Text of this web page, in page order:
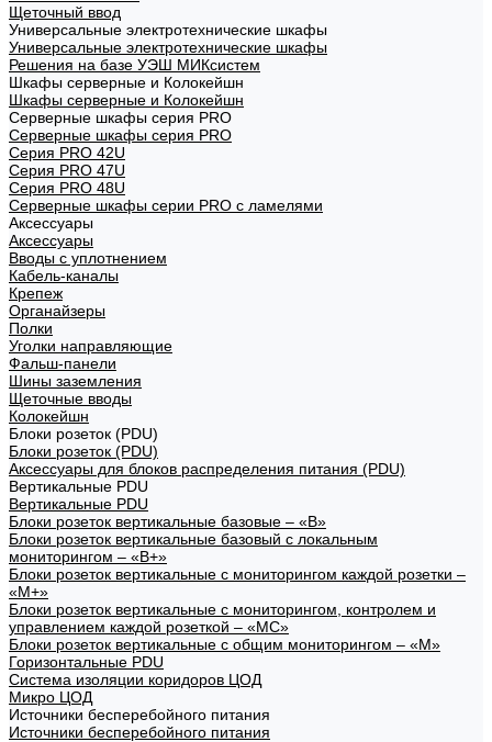
Щеточный ввод
Универсальные электротехнические шкафы
Универсальные электротехнические шкафы
Решения на базе УЭШ МИКсистем
Шкафы серверные и Колокейшн
Шкафы серверные и Колокейшн
Серверные шкафы серия PRO
Серверные шкафы серия PRO
Серия PRO 42U
Серия PRO 47U
Серия PRO 48U
Серверные шкафы серии PRO с ламелями
Аксессуары
Аксессуары
Вводы с уплотнением
Кабель-каналы
Крепеж
Органайзеры
Полки
Уголки направляющие
Фальш-панели
Шины заземления
Щеточные вводы
Колокейшн
Блоки розеток (PDU)
Блоки розеток (PDU)
Аксессуары для блоков распределения питания (PDU)
Вертикальные PDU
Вертикальные PDU
Блоки розеток вертикальные базовые – «В»
Блоки розеток вертикальные базовый с локальным
мониторингом – «В+»
Блоки розеток вертикальные с мониторингом каждой розетки –
«М+»
Блоки розеток вертикальные с мониторингом, контролем и
управлением каждой розеткой – «МС»
Блоки розеток вертикальные с общим мониторингом – «М»
Горизонтальные PDU
Система изоляции коридоров ЦОД
Микро ЦОД
Источники бесперебойного питания
Источники бесперебойного питания